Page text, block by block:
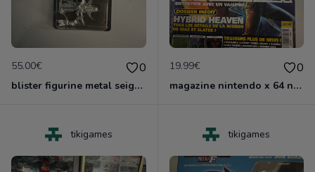
55.00€ 0
blister figurine metal seigeur eldar noir neuf nlister
19.99€ 0
magazine nintendo x 64 no 17
tikigames tikigames